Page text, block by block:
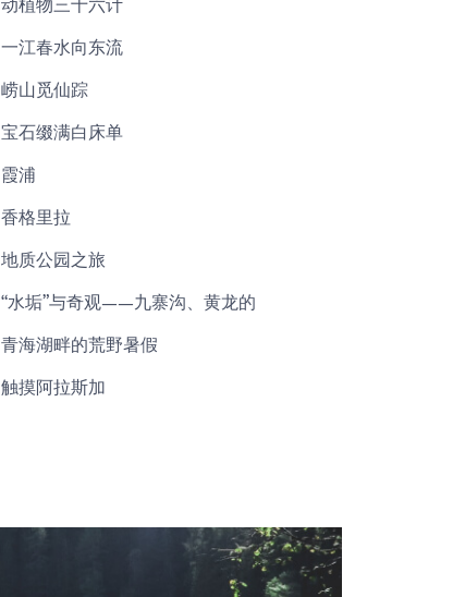
动植物三十六计
一江春水向东流
崂山觅仙踪
宝石缀满白床单
霞浦
香格里拉
地质公园之旅
“水垢”与奇观——九寨沟、黄龙的
青海湖畔的荒野暑假
触摸阿拉斯加